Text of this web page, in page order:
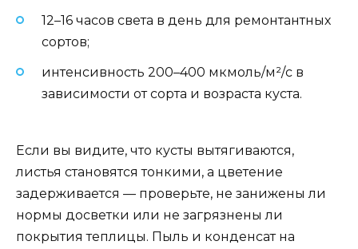
12–16 часов света в день для ремонтантных
сортов;
интенсивность 200–400 мкмоль/м²/с в
зависимости от сорта и возраста куста.
Если вы видите, что кусты вытягиваются,
листья становятся тонкими, а цветение
задерживается — проверьте, не занижены ли
нормы досветки или не загрязнены ли
покрытия теплицы. Пыль и конденсат на